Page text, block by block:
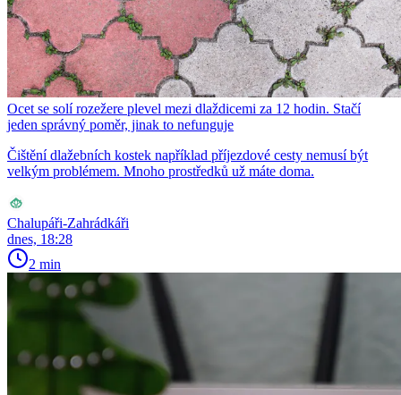
Ocet se solí rozežere plevel mezi dlaždicemi za 12 hodin. Stačí
jeden správný poměr, jinak to nefunguje
Čištění dlažebních kostek například příjezdové cesty nemusí být
velkým problémem. Mnoho prostředků už máte doma.
Chalupáři-Zahrádkáři
dnes, 18:28
2 min